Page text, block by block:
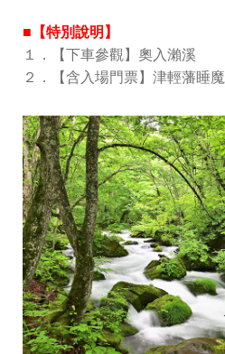
■【特別說明】
１．【下車參觀】奧入瀨溪
２．【含入場門票】津輕藩睡魔